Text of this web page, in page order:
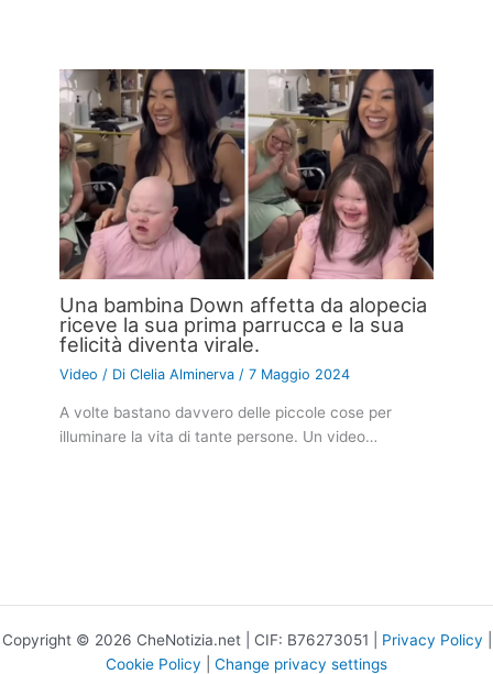
Una bambina Down affetta da alopecia
riceve la sua prima parrucca e la sua
felicità diventa virale.
Video / DiClelia Alminerva /7 Maggio 2024
A volte bastano davvero delle piccole cose per
illuminare la vita di tante persone. Un video…
Copyright © 2026 CheNotizia.net | CIF: B76273051 | Privacy Policy
Cookie Policy
Change privacy settings